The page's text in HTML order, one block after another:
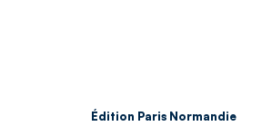
Édition Paris Normandie